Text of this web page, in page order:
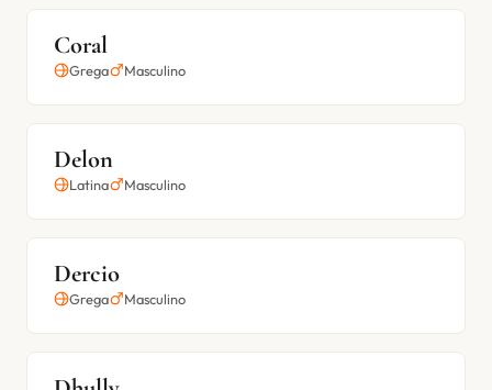
Coral
Grega Masculino
Delon
Latina Masculino
Dercio
Grega Masculino